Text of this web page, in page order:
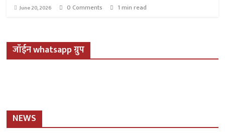
June 20, 2026 0 Comments 1 min read
जॉईन whatsapp ग्रुप
NEWS